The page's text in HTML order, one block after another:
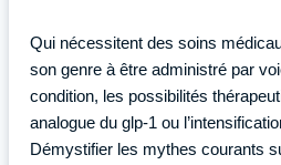
Qui nécessitent des soins
son genre à être administré par
condition, les possibilités
analogue du glp-1 ou
Démystifier les mythes courants